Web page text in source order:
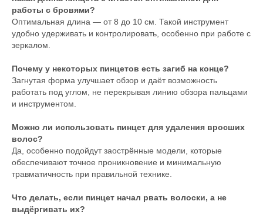
работы с бровями?
Оптимальная длина — от 8 до 10 см. Такой инструмент
удобно удерживать и контролировать, особенно при работе с
зеркалом.
Почему у некоторых пинцетов есть загиб на конце?
Загнутая форма улучшает обзор и даёт возможность
работать под углом, не перекрывая линию обзора пальцами
и инструментом.
Можно ли использовать пинцет для удаления вросших
волос?
Да, особенно подойдут заострённые модели, которые
обеспечивают точное проникновение и минимальную
травматичность при правильной технике.
Что делать, если пинцет начал рвать волоски, а не
выдёргивать их?